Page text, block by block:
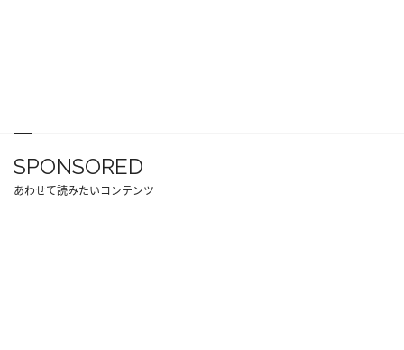
SPONSORED
あわせて読みたいコンテンツ